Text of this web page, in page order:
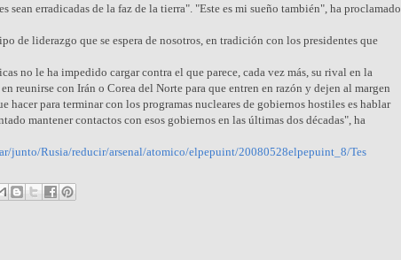
sean erradicadas de la faz de la tierra". "Este es mi sueño también", ha proclamado
de liderazgo que se espera de nosotros, en tradición con los presidentes que
no le ha impedido cargar contra el que parece, cada vez más, su rival en la
reunirse con Irán o Corea del Norte para que entren en razón y dejen al margen
hacer para terminar con los programas nucleares de gobiernos hostiles es hablar
mantener contactos con esos gobiernos en las últimas dos décadas", ha
junto/Rusia/reducir/arsenal/atomico/elpepuint/20080528elpepuint_8/Tes